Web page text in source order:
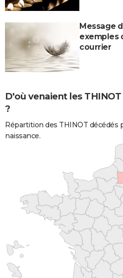
Message
exemples
courrier
D'où venaient les
?
Répartition des THINOT décédés
naissance.